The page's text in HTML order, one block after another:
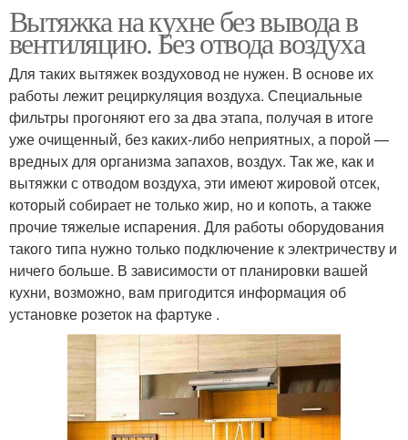
Вытяжка на кухне без вывода в
вентиляцию. Без отвода воздуха
Для таких вытяжек воздуховод не нужен. В основе их
работы лежит рециркуляция воздуха. Специальные
фильтры прогоняют его за два этапа, получая в итоге
уже очищенный, без каких-либо неприятных, а порой —
вредных для организма запахов, воздух. Так же, как и
вытяжки с отводом воздуха, эти имеют жировой отсек,
который собирает не только жир, но и копоть, а также
прочие тяжелые испарения. Для работы оборудования
такого типа нужно только подключение к электричеству и
ничего больше. В зависимости от планировки вашей
кухни, возможно, вам пригодится информация об
установке розеток на фартуке .